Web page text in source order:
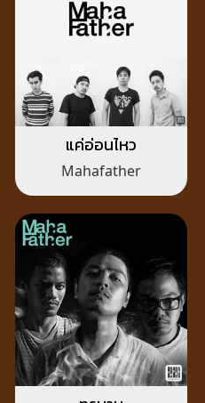
แค่อ่อนไหว
Mahafather